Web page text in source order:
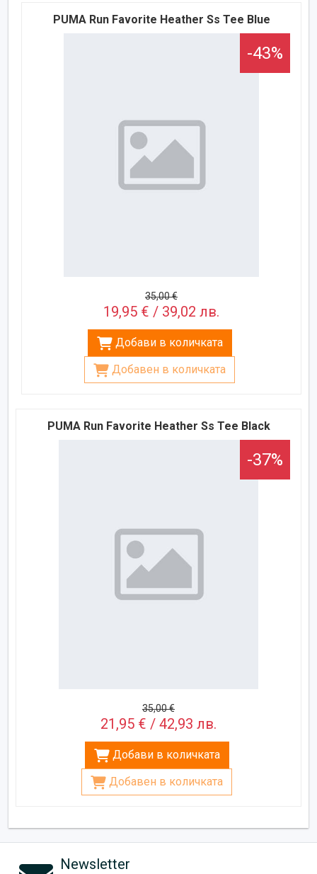
PUMA Run Favorite Heather Ss Tee Blue
-43%
35,00 €
19,95 € / 39,02 лв.
Добави в количката
Добавен в количката
PUMA Run Favorite Heather Ss Tee Black
-37%
35,00 €
21,95 € / 42,93 лв.
Добави в количката
Добавен в количката
Newsletter